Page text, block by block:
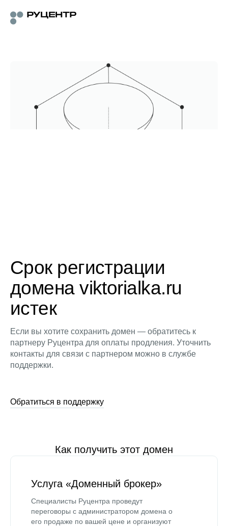
Срок регистрации
домена viktorialka.ru
истек
Если вы хотите сохранить домен — обратитесь к
партнеру Руцентра для оплаты продления. Уточнить
контакты для связи с партнером можно в службе
поддержки.
Обратиться в поддержку
Как получить этот домен
Услуга «Доменный брокер»
Специалисты Руцентра проведут
переговоры с администратором домена о
его продаже по вашей цене и организуют